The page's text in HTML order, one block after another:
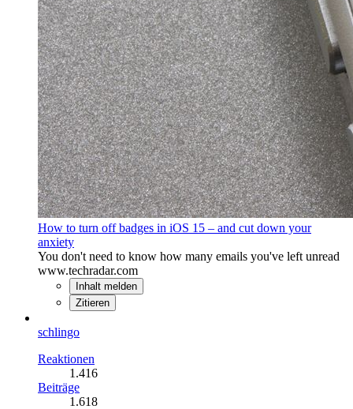
How to turn off badges in iOS 15 – and cut down your
anxiety
You don't need to know how many emails you've left unread
www.techradar.com
Inhalt melden
Zitieren
schlingo
Reaktionen
1.416
Beiträge
1.618